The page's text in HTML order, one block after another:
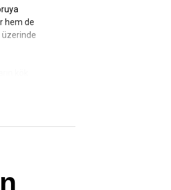
hem de
üzerinde